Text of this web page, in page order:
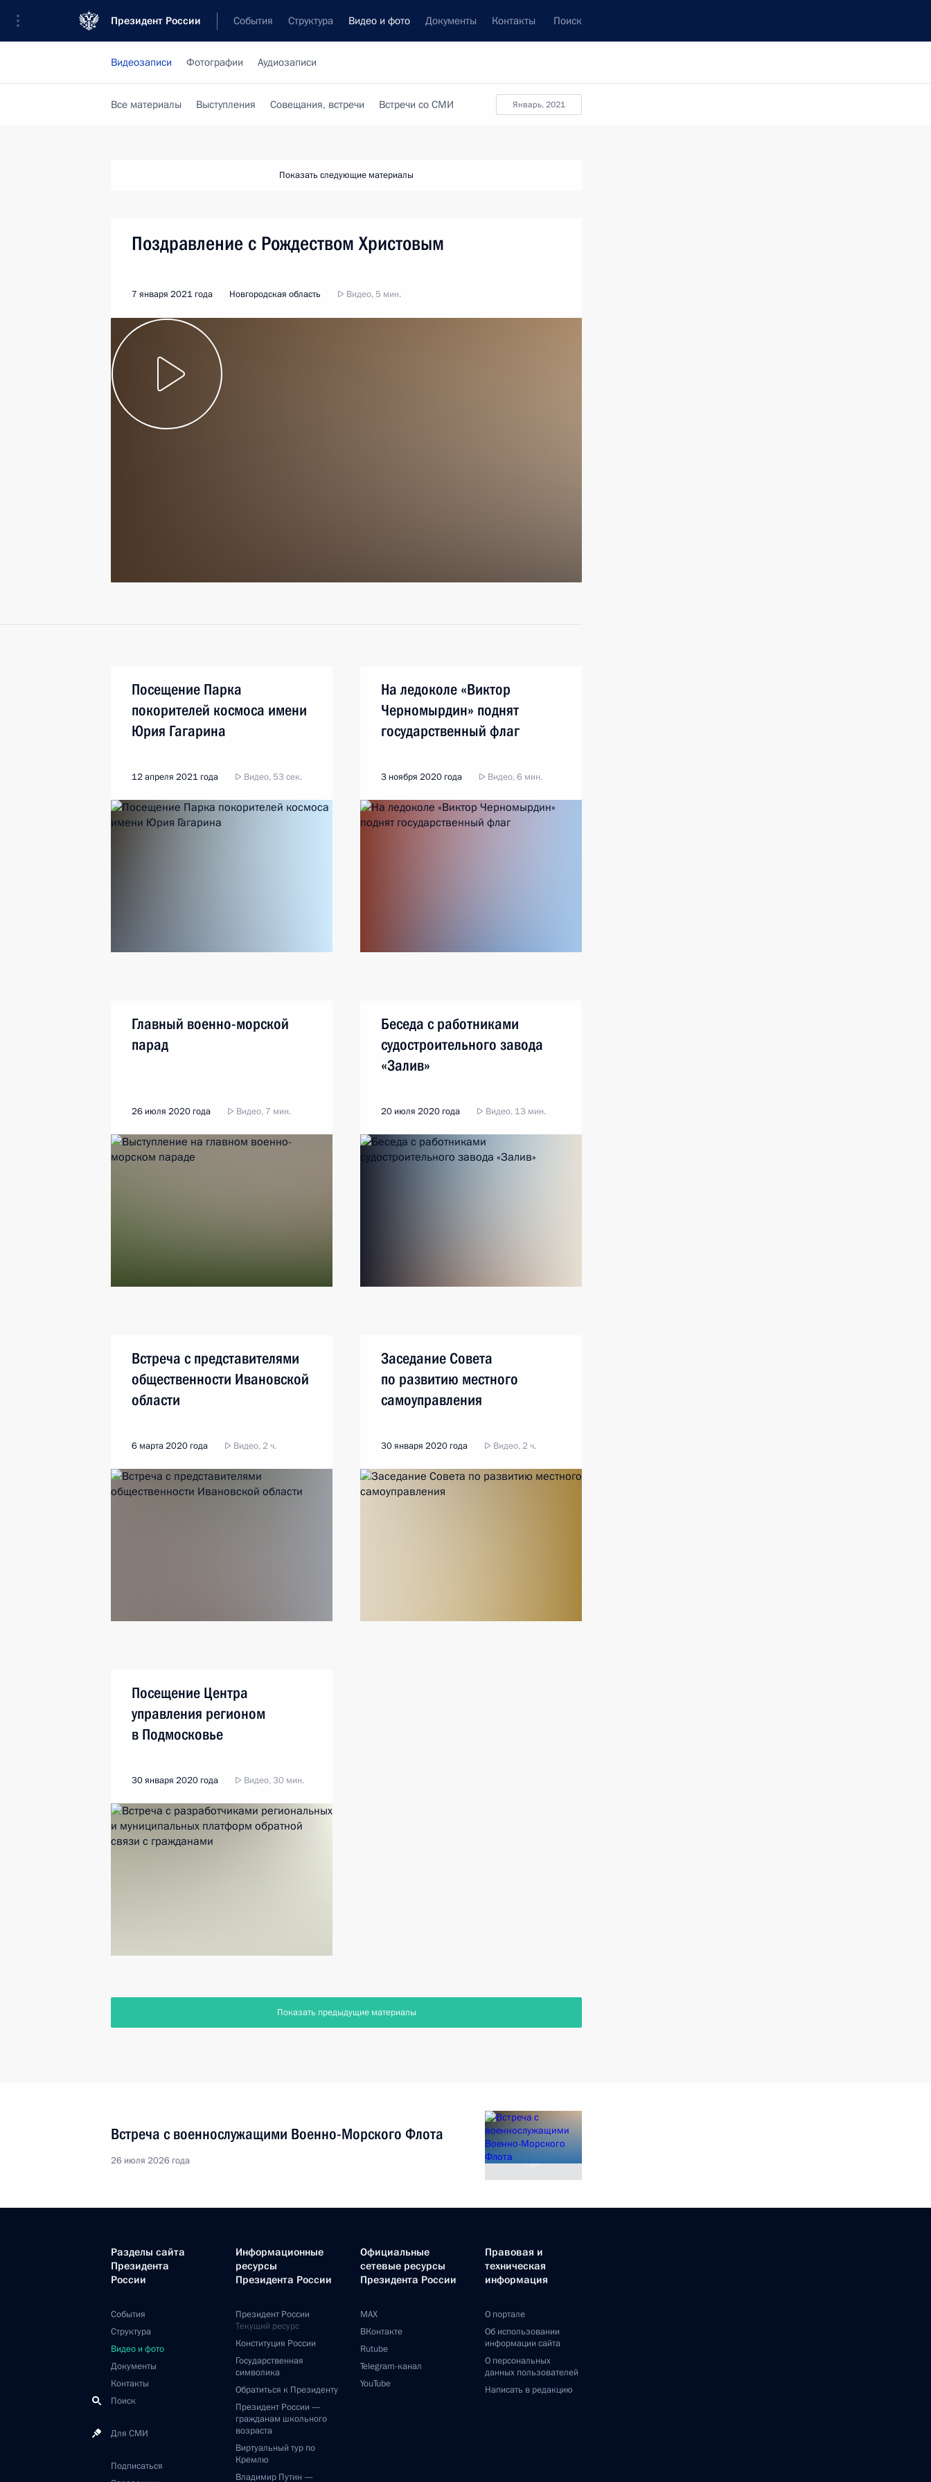
Президент России События Структура Видео и фото Документы Контакты Поиск
Видеозаписи Фотографии Аудиозаписи
январь, 2021
Все материалы Выступления Совещания, встречи Встречи со СМИ
Показать следующие материалы
Поздравление с Рождеством Христовым
7 января 2021 года Новгородская область Видео, 5 мин.
Посещение Парка
покорителей космоса имени
Юрия Гагарина
12 апреля 2021 года Видео, 53 сек.
На ледоколе «Виктор
Черномырдин» поднят
государственный флаг
3 ноября 2020 года Видео, 6 мин.
Главный военно-морской
парад
26 июля 2020 года Видео, 7 мин.
Беседа с работниками
судостроительного завода
«Залив»
20 июля 2020 года Видео, 13 мин.
Встреча с представителями
общественности Ивановской
области
6 марта 2020 года Видео, 2 ч.
Заседание Совета
по развитию местного
самоуправления
30 января 2020 года Видео, 2 ч.
Посещение Центра
управления регионом
в Подмосковье
30 января 2020 года Видео, 30 мин.
Показать предыдущие материалы
Встреча с военнослужащими Военно-Морского Флота
26 июля 2026 года
Разделы сайта
Президента
России
События
Структура
Видео и фото
Документы
Контакты
Поиск
Для СМИ
Подписаться
Информационные
ресурсы
Президента России
Президент России
Текущий ресурс
Конституция России
Государственная
символика
Обратиться к Президенту
Президент России —
гражданам школьного
возраста
Виртуальный тур по
Кремлю
Владимир Путин —
Официальные
сетевые ресурсы
Президента России
MAX
ВКонтакте
Rutube
Telegram-канал
YouTube
Правовая и
техническая
информация
О портале
Об использовании
информации сайта
О персональных
данных пользователей
Написать в редакцию